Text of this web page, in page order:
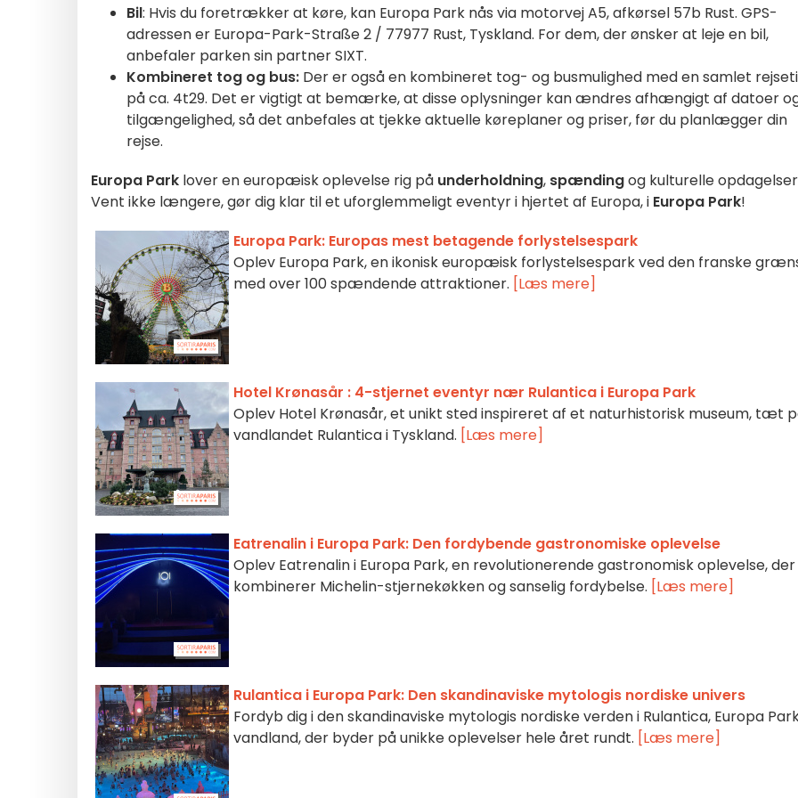
Bil: Hvis du foretrækker at køre, kan Europa Park nås via motorvej A5, afkørsel 57b Rust. GPS-
adressen er Europa-Park-Straße 2 / 77977 Rust, Tyskland. For dem, der ønsker at leje en bil,
anbefaler parken sin partner SIXT.
Kombineret tog og bus: Der er også en kombineret tog- og busmulighed med en samlet
på ca. 4t29. Det er vigtigt at bemærke, at disse oplysninger kan ændres afhængigt af datoer
tilgængelighed, så det anbefales at tjekke aktuelle køreplaner og priser, før du planlægger din
rejse.
Europa Park lover en europæisk oplevelse rig på underholdning, spændingog kulturelle
Vent ikke længere, gør dig klar til et uforglemmeligt eventyr i hjertet af Europa, i Europa Park!
Europa Park: Europas mest betagende forlystelsespark
Oplev Europa Park, en ikonisk europæisk forlystelsespark ved den franske
med over 100 spændende attraktioner. [Læs mere]
Hotel Krønasår : 4-stjernet eventyr nær Rulantica i Europa Park
Oplev Hotel Krønasår, et unikt sted inspireret af et naturhistorisk museum, tæt
vandlandet Rulantica i Tyskland. [Læs mere]
Eatrenalin i Europa Park: Den fordybende gastronomiske oplevelse
Oplev Eatrenalin i Europa Park, en revolutionerende gastronomisk oplevelse, der
kombinerer Michelin-stjernekøkken og sanselig fordybelse. [Læs mere]
Rulantica i Europa Park: Den skandinaviske mytologis nordiske univers
Fordyb dig i den skandinaviske mytologis nordiske verden i Rulantica, Europa
vandland, der byder på unikke oplevelser hele året rundt. [Læs mere]